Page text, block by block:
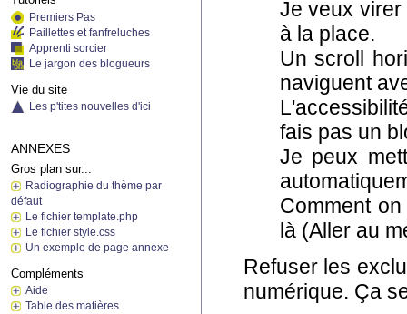
Je veux virer
à la place.
Un scroll
naviguent
fais pas un
Je peux
Comment
là (Aller au
Refuser les
numérique. Ça
Premiers Pas
Paillettes et fanfreluches
Apprenti sorcier
Le jargon des blogueurs
Vie du site
Les p'tites nouvelles d'ici
ANNEXES
Gros plan sur...
Radiographie du thème par
défaut
Le fichier template.php
Le fichier style.css
Un exemple de page annexe
Compléments
Aide
Table des matières